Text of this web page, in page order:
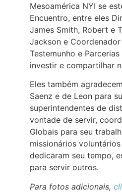
Mesoamérica NYI se
Encuentro, entre eles
James Smith, Robert e
Jackson e
Testemunho e
investir e compartilhar
Eles também
Saenz e de Leon para
superintendentes de
vontade de servir,
Globais para seu
missionários
dedicaram seu tempo,
para servir outros.
Para fotos adicionais,